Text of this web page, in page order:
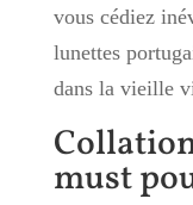
vous cédiez
lunettes
dans la vieille
must